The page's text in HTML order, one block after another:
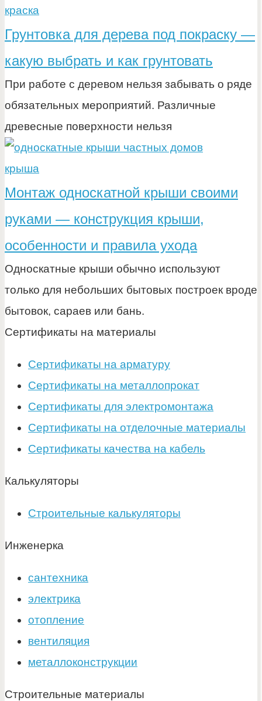
краска
Грунтовка для дерева под покраску —
какую выбрать и как грунтовать
При работе с деревом нельзя забывать о ряде
обязательных мероприятий. Различные
древесные поверхности нельзя
крыша
Монтаж односкатной крыши своими
руками — конструкция крыши,
особенности и правила ухода
Односкатные крыши обычно используют
только для небольших бытовых построек вроде
бытовок, сараев или бань.
Сертификаты на материалы
Сертификаты на арматуру
Сертификаты на металлопрокат
Сертификаты для электромонтажа
Сертификаты на отделочные материалы
Сертификаты качества на кабель
Калькуляторы
Строительные калькуляторы
Инженерка
сантехника
электрика
отопление
вентиляция
металлоконструкции
Строительные материалы